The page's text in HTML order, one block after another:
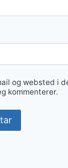
og websted i
kommenterer.